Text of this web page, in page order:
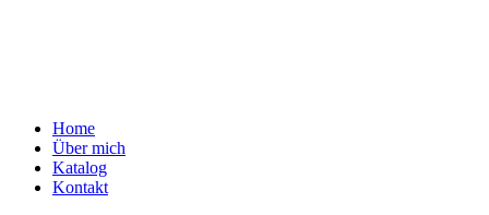
Home
Über mich
Katalog
Kontakt